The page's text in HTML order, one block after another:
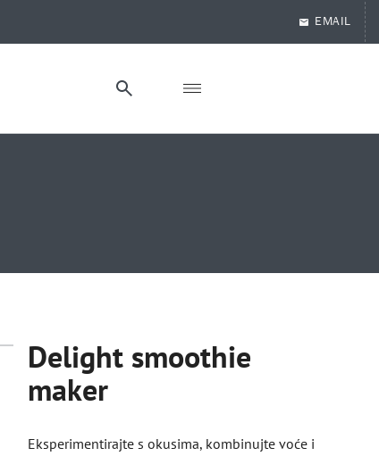
EMAIL
Delight smoothie
maker
Eksperimentirajte s okusima, kombinujte voće i